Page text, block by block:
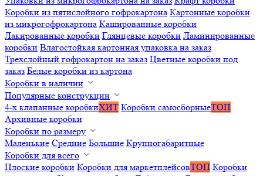
Коробки из пятислойного гофрокартона Картонные коробки
из микрогофрокартона Кашированные коробки
Лакированные коробки Глянцевые коробки Ламинированные
коробки Влагостойкая картонная упаковка на заказ
Трехслойный гофрокартон на заказ Цветные коробки под
заказ Белые коробки из картона
Коробки в наличии
Популярные конструкции
4-х клапанные коробкиХИТ Коробки самосборныеТОП
Архивные коробки
Коробки по размеру
Маленькие Средние Большие Крупногабаритные
Коробки для всего
Плоские коробки Коробки для маркетплейсовТОП Коробки